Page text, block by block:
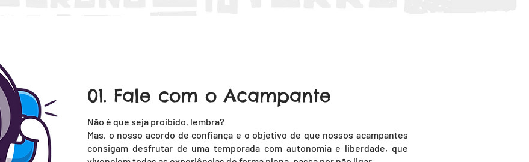
01. Fale com o Acampante
Não é que seja proibido, lembra?
Mas, o nosso acordo de confiança e o objetivo de que nossos acampantes
consigam desfrutar de uma temporada com autonomia e liberdade, que